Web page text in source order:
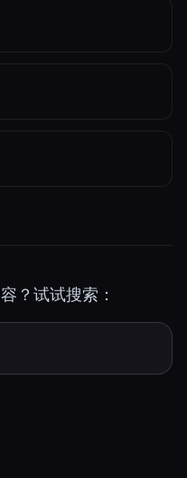
？试试搜索：